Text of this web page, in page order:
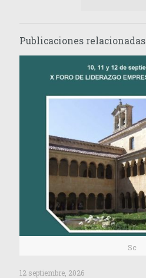
Publicaciones relacionadas
Sc
12 septiembre, 2026